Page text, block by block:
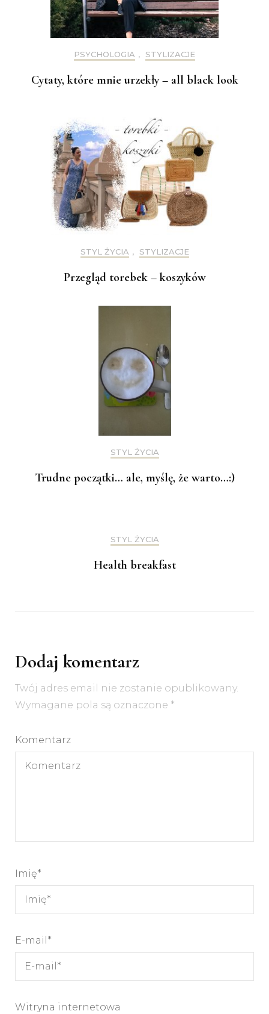
PSYCHOLOGIA , STYLIZACJE
Cytaty, które mnie urzekły – all black look
STYL ŻYCIA , STYLIZACJE
Przegląd torebek – koszyków
STYL ŻYCIA
Trudne początki… ale, myślę, że warto…:)
STYL ŻYCIA
Health breakfast
Dodaj komentarz
Twój adres email nie zostanie opublikowany.
Wymagane pola są oznaczone *
Komentarz
Imię*
E-mail *
Witryna internetowa